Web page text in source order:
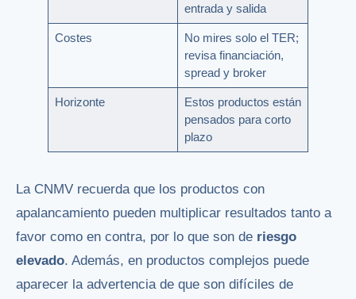
entrada y salida
Costes
No mires solo el TER;
revisa financiación,
spread y broker
Horizonte
Estos productos están
pensados para corto
plazo
La CNMV recuerda que los productos con
apalancamiento pueden multiplicar resultados tanto a
favor como en contra, por lo que son de riesgo
elevado. Además, en productos complejos puede
aparecer la advertencia de que son difíciles de